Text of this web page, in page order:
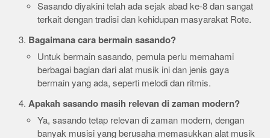
Sasando diyakini telah ada sejak abad ke-8 dan sangat
terkait dengan tradisi dan kehidupan masyarakat Rote.
Bagaimana cara bermain sasando?
Untuk bermain sasando, pemula perlu memahami
berbagai bagian dari alat musik ini dan jenis gaya
bermain yang ada, seperti melodi dan ritmis.
Apakah sasando masih relevan di zaman modern?
Ya, sasando tetap relevan di zaman modern, dengan
banyak musisi yang berusaha memasukkan alat musik